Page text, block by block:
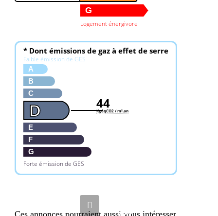
G
Logement énergivore
* Dont émissions de gaz à effet de serre
Faible émission de GES
A
B
C
D
E
F
G
Forte émission de GES
44
KgéqCO2 / m².an
Ces annonces pourraient aussi vous intéresser